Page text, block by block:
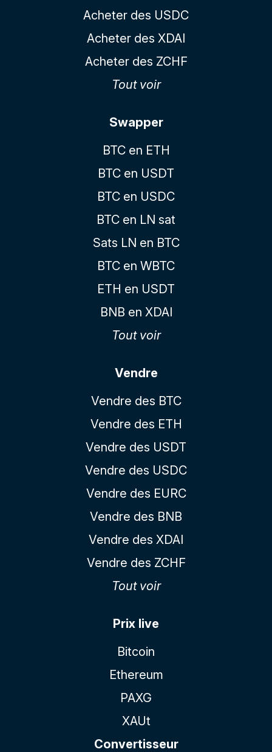
Acheter des USDC
Acheter des XDAI
Acheter des ZCHF
Tout voir
Swapper
BTC en ETH
BTC en USDT
BTC en USDC
BTC en LN sat
Sats LN en BTC
BTC en WBTC
ETH en USDT
BNB en XDAI
Tout voir
Vendre
Vendre des BTC
Vendre des ETH
Vendre des USDT
Vendre des USDC
Vendre des EURC
Vendre des BNB
Vendre des XDAI
Vendre des ZCHF
Tout voir
Prix live
Bitcoin
Ethereum
PAXG
XAUt
Convertisseur